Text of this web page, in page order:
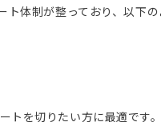
体制が整っており、以下の
トを切りたい方に最適です